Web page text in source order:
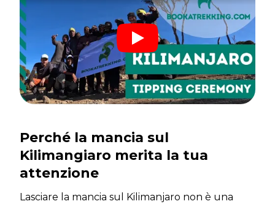
Perché la mancia sul
Kilimangiaro merita la tua
attenzione
Lasciare la mancia sul Kilimanjaro non è una